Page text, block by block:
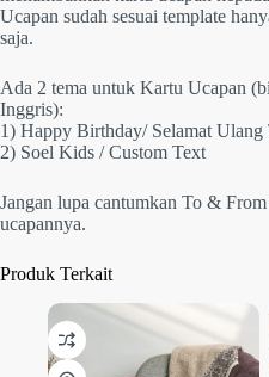
Ucapan sudah sesuai template
saja.
Ada 2 tema untuk Kartu Ucapan
Inggris):
1) Happy Birthday/ Selamat Ulang
2) Soel Kids / Custom Text
Jangan lupa cantumkan To &
ucapannya.
Produk Terkait